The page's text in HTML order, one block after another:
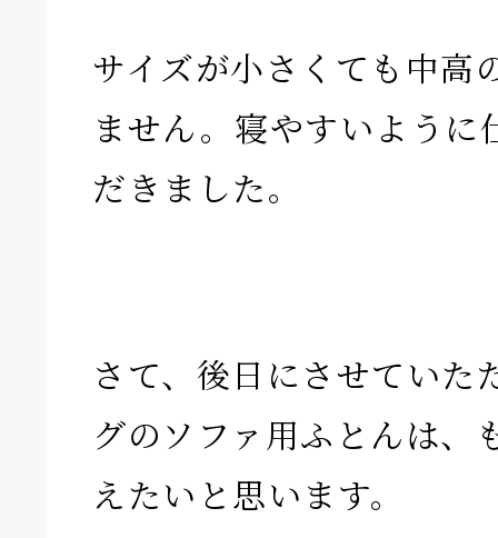
サイズが小さくても中高
ません。寝やすいように
だきました。
さて、後日にさせていた
グのソファ用ふとんは、
えたいと思います。